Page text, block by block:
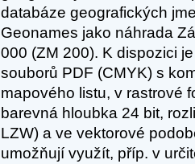
databáze geografických
Geonames jako náhrada
000 (ZM 200). K dispozici
souborů PDF (CMYK) s
mapového listu, v rastrové
barevná hloubka 24 bit,
LZW) a ve vektorové
umožňují využít, příp. v